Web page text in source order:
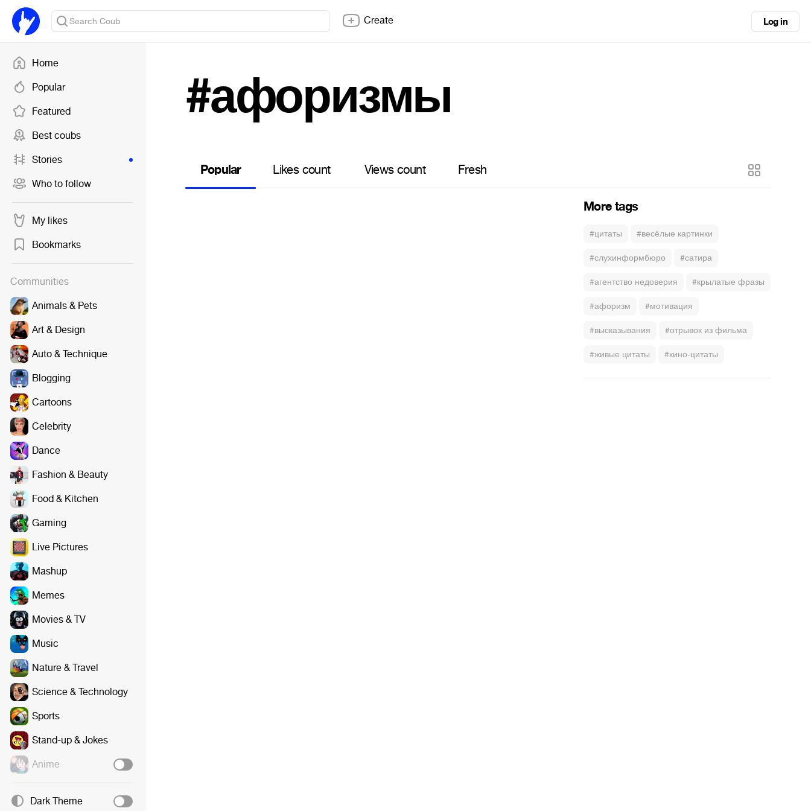
Home
Popular
Featured
Best coubs
Stories
Who to follow
My likes
Bookmarks
Communities
Animals & Pets
Art & Design
Auto & Technique
Blogging
Cartoons
Celebrity
Dance
Fashion & Beauty
Food & Kitchen
Gaming
Live Pictures
Mashup
Memes
Movies & TV
Music
Nature & Travel
Science & Technology
Sports
Stand-up & Jokes
Anime
Dark Theme
Create Log in
#афоризмы
Popular Likes count Views count Fresh
More tags
#цитаты #весёлые картинки
#слухинформбюро #сатира
#агентство недоверия #крылатые фразы
#афоризм #мотивация
#высказывания #отрывок из фильма
#живые цитаты #кино-цитаты